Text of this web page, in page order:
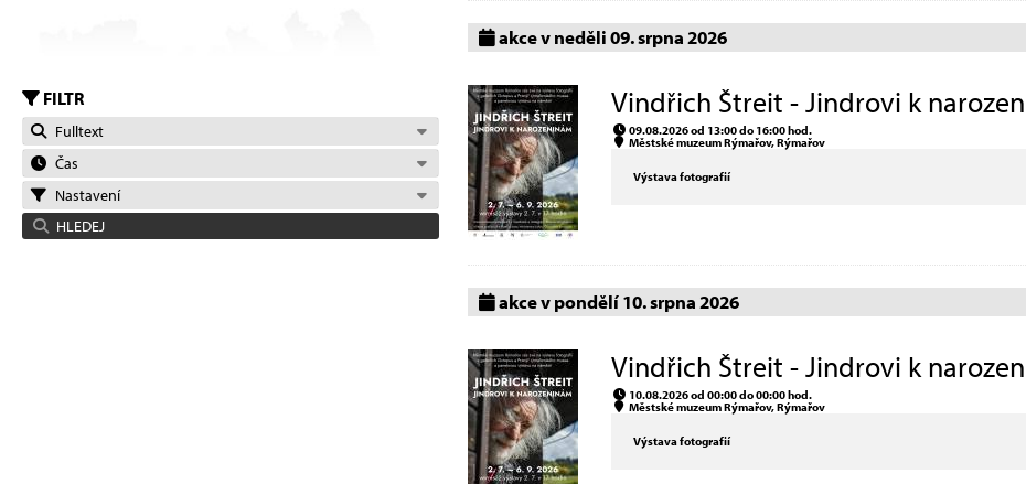
FILTR
Fulltext
Čas
Nastavení
HLEDEJ
akce v neděli 09. srpna 2026
Vindřich Štreit - Jindrovi k
09.08.2026 od 13:00 do 16:00 hod.
Městské muzeum Rýmařov, Rýmařov
Výstava fotografií
akce v pondělí 10. srpna 2026
Vindřich Štreit - Jindrovi k
10.08.2026 od 00:00 do 00:00 hod.
Městské muzeum Rýmařov, Rýmařov
Výstava fotografií